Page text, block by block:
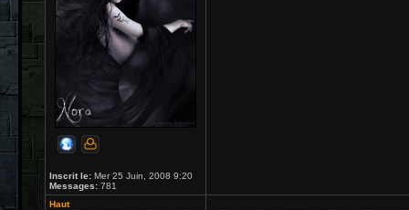
Inscrit le: Mer 25 Juin, 2008 9:20
Messages: 781
Haut